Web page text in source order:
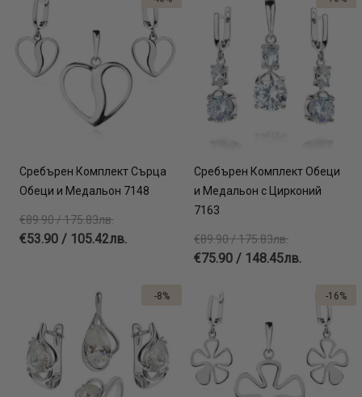
Сребърен Комплект Сърца
Обеци и Медальон 7148
€89.90 / 175.83лв.
€53.90 / 105.42лв.
Сребърен Комплект Обеци
и Медальон с Цирконий
7163
€89.90 / 175.83лв.
€75.90 / 148.45лв.
-8% -16%